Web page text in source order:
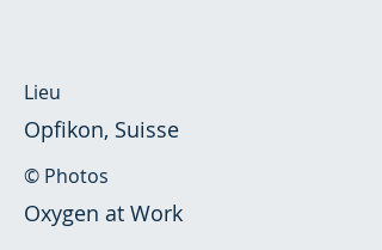
Lieu
Opfikon, Suisse
© Photos
Oxygen at Work